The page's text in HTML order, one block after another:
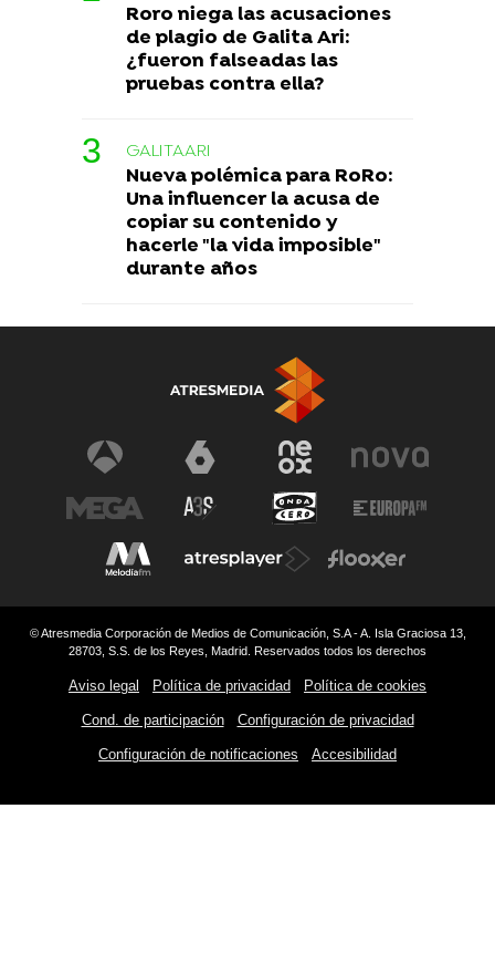
Roro niega las acusaciones
de plagio de Galita Ari:
¿fueron falseadas las
pruebas contra ella?
GALITAARI
Nueva polémica para RoRo:
Una influencer la acusa de
copiar su contenido y
hacerle "la vida imposible"
durante años
© Atresmedia Corporación de Medios de Comunicación, S.A - A. Isla Graciosa 13,
28703, S.S. de los Reyes, Madrid. Reservados todos los derechos
Aviso legal Política de privacidad Política de cookies
Cond. de participación Configuración de privacidad
Configuración de notificaciones Accesibilidad